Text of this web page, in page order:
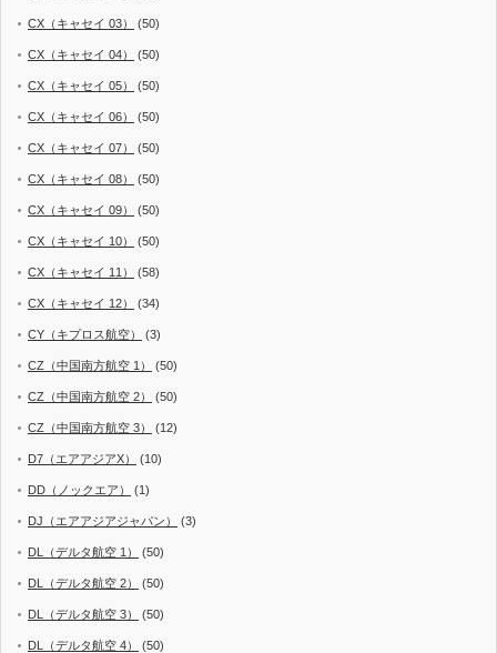
CX（キャセイ 03） (50)
CX（キャセイ 04） (50)
CX（キャセイ 05） (50)
CX（キャセイ 06） (50)
CX（キャセイ 07） (50)
CX（キャセイ 08） (50)
CX（キャセイ 09） (50)
CX（キャセイ 10） (50)
CX（キャセイ 11） (58)
CX（キャセイ 12） (34)
CY（キプロス航空） (3)
CZ（中国南方航空 1） (50)
CZ（中国南方航空 2） (50)
CZ（中国南方航空 3） (12)
D7（エアアジアX） (10)
DD（ノックエア） (1)
DJ（エアアジアジャパン） (3)
DL（デルタ航空 1） (50)
DL（デルタ航空 2） (50)
DL（デルタ航空 3） (50)
DL（デルタ航空 4） (50)